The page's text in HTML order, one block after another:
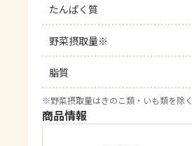
たんぱく質
野菜摂取量※
脂質
※野菜摂取量はきのこ類・いも類を除く
商品情報